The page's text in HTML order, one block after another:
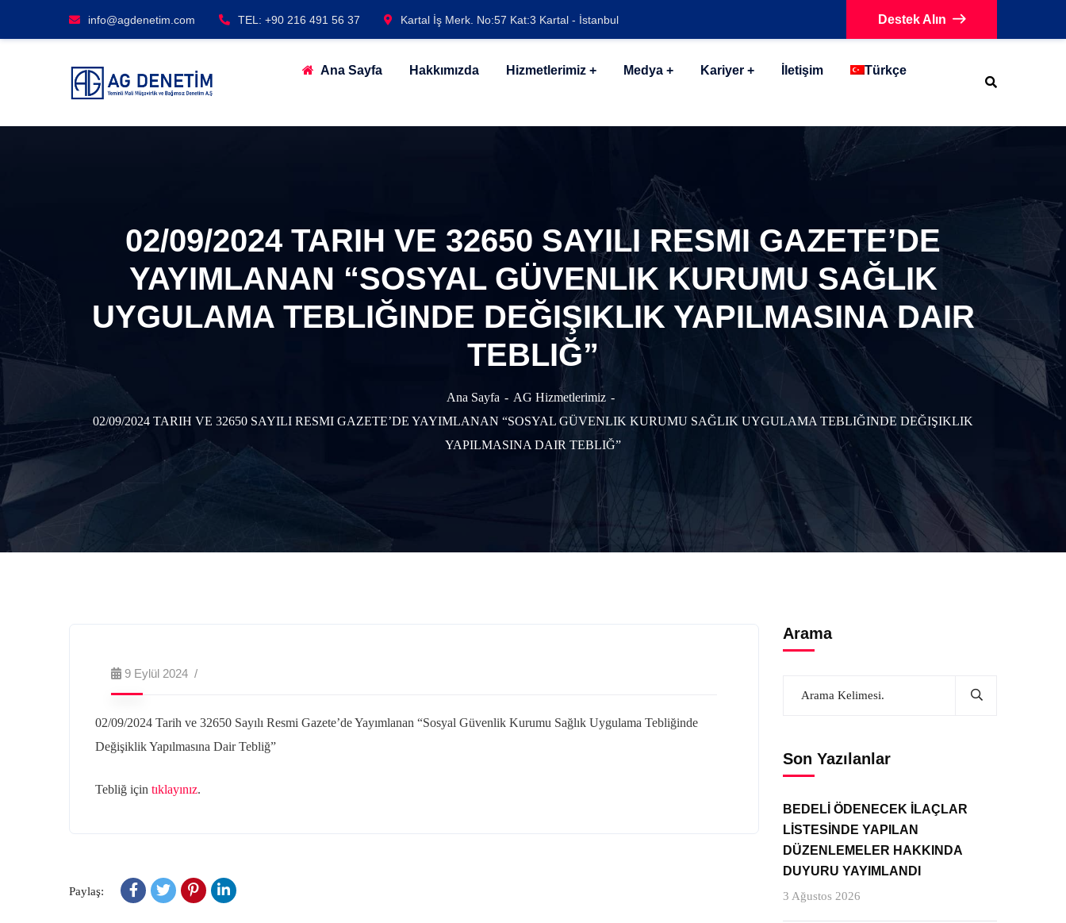
info@agdenetim.com TEL: +90 216 491 56 37 Kartal İş Merk. No:57 Kat:3 Kartal - İstanbul Destek Alın
Ana Sayfa Hakkımızda Hizmetlerimiz Medya Kariyer İletişim Türkçe
02/09/2024 TARIH VE 32650 SAYILI RESMI GAZETE’DE
YAYIMLANAN “SOSYAL GÜVENLIK KURUMU SAĞLIK
UYGULAMA TEBLIĞINDE DEĞIŞIKLIK YAPILMASINA DAIR
TEBLIĞ”
Ana Sayfa
AG Hizmetlerimiz
02/09/2024 TARIH VE 32650 SAYILI RESMI GAZETE’DE YAYIMLANAN “SOSYAL GÜVENLIK KURUMU SAĞLIK UYGULAMA TEBLIĞINDE DEĞIŞIKLIK
YAPILMASINA DAIR TEBLIĞ”
9 Eylül 2024
02/09/2024 Tarih ve 32650 Sayılı Resmi Gazete’de Yayımlanan “Sosyal Güvenlik Kurumu Sağlık Uygulama Tebliğinde
Değişiklik Yapılmasına Dair Tebliğ”
Tebliğ için tıklayınız.
Paylaş:
Arama
Son Yazılanlar
BEDELİ ÖDENECEK İLAÇLAR
LİSTESİNDE YAPILAN
DÜZENLEMELER HAKKINDA
DUYURU YAYIMLANDI
3 Ağustos 2026